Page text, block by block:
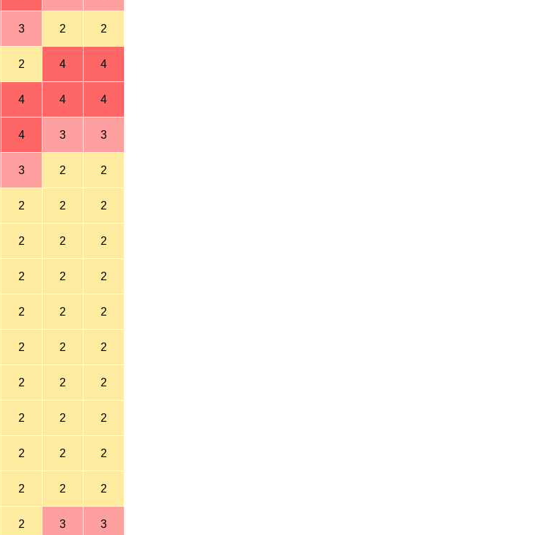
3 2 2
2 4 4
4 4 4
4 3 3
3 2 2
2 2 2
2 2 2
2 2 2
2 2 2
2 2 2
2 2 2
2 2 2
2 2 2
2 2 2
2 3 3